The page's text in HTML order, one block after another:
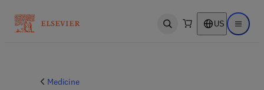
Open search US Open
Medicine